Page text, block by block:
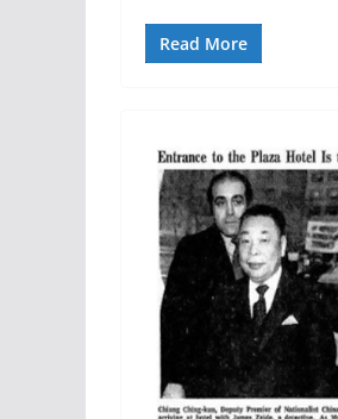
Read More